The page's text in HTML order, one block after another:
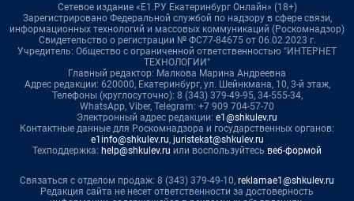
Сетевое издание «Е1.РУ Екатеринбург Онлайн» (18+)
Зарегистрировано Федеральной службой по надзору в сфере связи,
информационных технологий и массовых коммуникаций (Роскомнадзор)
Свидетельство о регистрации № ФС77-84675 от 06.02.2023 г.
Учредитель: Общество с ограниченной ответственностью "ИНТЕРНЕТ
ТЕХНОЛОГИИ"
Главный редактор: Малкова Марина Андреевна
Адрес редакции: 620000, Екатеринбург, ул. Шейнкмана, 10, 3-й этаж,
Телефоны (круглосуточно): 8 (343) 379-49-95, 34-555-34,
WhatsApp, Viber, Telegram: +7 909 704-57-70
Электронный адрес редакции: e1@shkulev.ru
Контактные данные для Роскомнадзора и государственных органов:
e1info@shkulev.ru, juristekat@shkulev.ru
Техподдержка: help@shkulev.ru или воспользуйтесь веб-формой
Связаться с отделом продаж: 8 (343) 379-49-10, reklamae1@shkulev.ru
Редакция сайта не несет ответственности за достоверность